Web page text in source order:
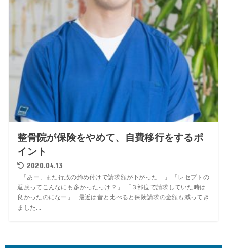
整骨院が保険をやめて、自費移行をするポ
イント
2020.04.13
「あー、また行政の締め付けで請求額が下がった…」 「レセプトの
返戻ってこんなにも多かったっけ？」 「３部位で請求していた時は
良かったのになー」 最近は昔と比べると保険請求の金額も減ってき
ました...